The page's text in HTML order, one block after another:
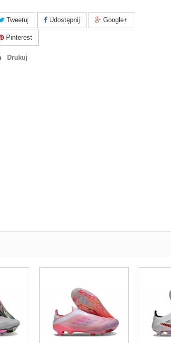
Tweetuj Udostępnij Google+
Pinterest
Drukuj